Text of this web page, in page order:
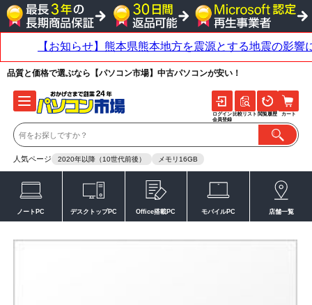
品質と価格で選ぶなら【パソコン市場】中古パソコンが安い！
人気ページ 2020年以降（10世代前後） メモリ16GB
ログイン
会員登録
比較リスト 閲覧履歴 カート
ノートPC デスクトップPC Office搭載PC モバイルPC 店舗一覧